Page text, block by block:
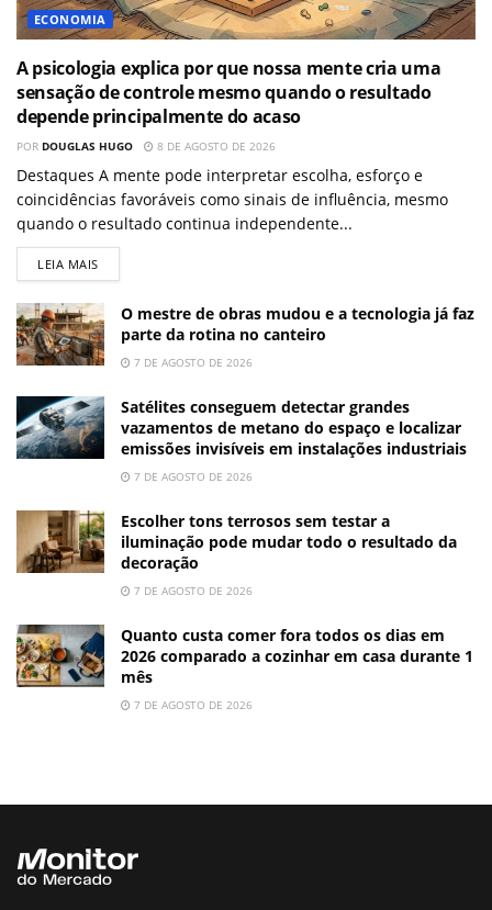
ECONOMIA
A psicologia explica por que nossa mente cria uma
sensação de controle mesmo quando o resultado
depende principalmente do acaso
POR DOUGLAS HUGO 8 DE AGOSTO DE 2026
Destaques A mente pode interpretar escolha, esforço e
coincidências favoráveis como sinais de influência, mesmo
quando o resultado continua independente...
LEIA MAIS
O mestre de obras mudou e a tecnologia já faz
parte da rotina no canteiro
7 DE AGOSTO DE 2026
Satélites conseguem detectar grandes
vazamentos de metano do espaço e localizar
emissões invisíveis em instalações industriais
7 DE AGOSTO DE 2026
Escolher tons terrosos sem testar a
iluminação pode mudar todo o resultado da
decoração
7 DE AGOSTO DE 2026
Quanto custa comer fora todos os dias em
2026 comparado a cozinhar em casa durante 1
mês
7 DE AGOSTO DE 2026